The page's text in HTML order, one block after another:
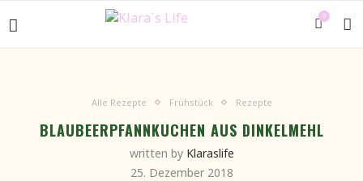
0
Alle Rezepte Frühstück Rezepte
BLAUBEERPFANNKUCHEN AUS DINKELMEHL
written by Klaraslife
25. Dezember 2018